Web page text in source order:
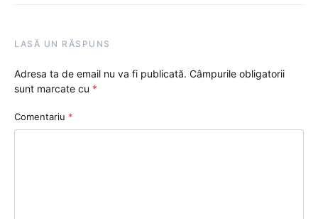
LASĂ UN RĂSPUNS
Adresa ta de email nu va fi publicată. Câmpurile obligatorii
sunt marcate cu *
Comentariu *